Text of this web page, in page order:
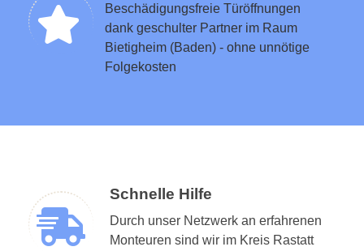
Beschädigungsfreie Türöffnungen
dank geschulter Partner im Raum
Bietigheim (Baden) - ohne unnötige
Folgekosten
Schnelle Hilfe
Durch unser Netzwerk an erfahrenen
Monteuren sind wir im Kreis Rastatt